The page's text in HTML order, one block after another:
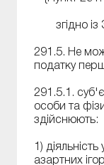
згідно
291.5. Не
податку
291.5.1.
особи та
здійснюють:
1)
азартних